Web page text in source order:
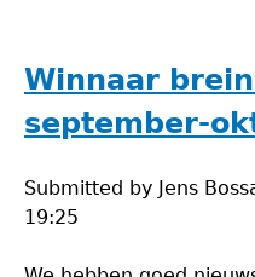
november–
december
Winnaar
september-
Submitted by Jens
19:25